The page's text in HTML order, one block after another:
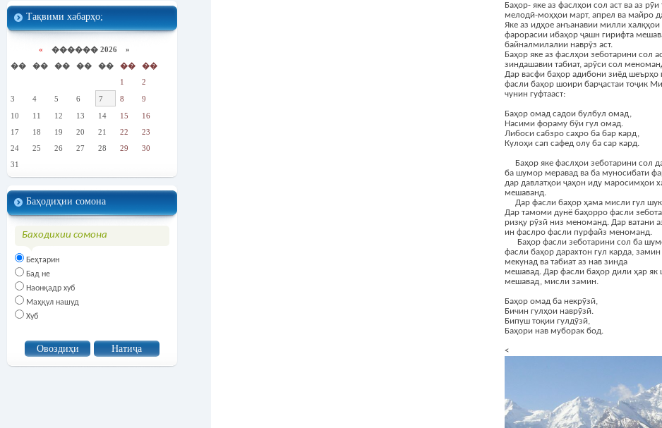
Тақвими хабарҳо;
« ������ 2026 »
��
�� �� �� �� ��
��
1
2
3
4 5 6 7 8
9
10
11 12 13 14 15
16
17
18 19 20 21 22
23
24
25 26 27 28 29
30
31
Баҳодиҳии сомона
Баходихии сомона
Беҳтарин
Бад не
Наонқадр хуб
Маҳқул нашуд
Хуб
Баҳор- яке аз фаслҳои сол аст ва аз
мелодӣ-моҳҳои март, апрел ва майро
Яке аз идҳое анъанавии милли
фарорасии ибаҳор ҷашн гирифта
байналмилалии наврӯз аст.
Баҳор яке аз фаслҳои зеботарини сол
зиндашавии табиат, арӯси сол
Дар васфи баҳор адибони зиёд шеърҳо
фасли баҳор шоири барҷастаи тоҷик
чунин гуфтааст:
Баҳор омад садои булбул омад,
Насими фораму бӯи гул омад.
Либоси сабзро саҳро ба бар кард,
Кулоҳи сап сафед олу ба сар кард.
Баҳор яке фаслҳои зеботарини сол
ба шумор меравад ва ба муносибати
дар давлатҳои ҷаҳон иду маросимҳои
мешаванд.
Дар фасли баҳор ҳама мисли гул
Дар тамоми дунё баҳорро фасли
ризқу рӯзӣ низ меноманд. Дар ватани
ин фаслро фасли пурфайз меноманд.
Баҳор фасли зеботарини сол ба
фасли баҳор дарахтон гул карда,
мекунад ва табиат аз нав зинда
мешавад. Дар фасли баҳор дили ҳар як
мешавад, мисли замин.
Баҳор омад ба некрӯзӣ,
Бичин гулҳои наврӯзӣ.
Бипуш тоқии гулдӯзӣ,
Баҳори нав муборак бод.
<